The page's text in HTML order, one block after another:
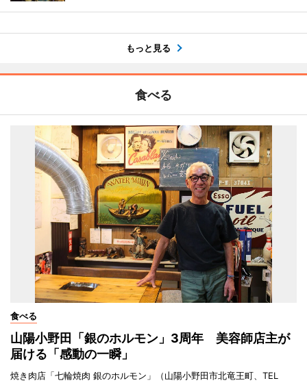
もっと見る
食べる
食べる
山陽小野田「銀のホルモン」3周年 美容師店主が
届ける「感動の一瞬」
焼き肉店「七輪焼肉 銀のホルモン」（山陽小野田市北竜王町、TEL